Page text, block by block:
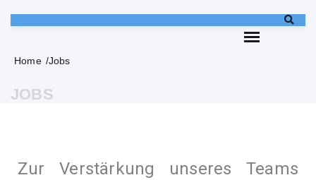
Home Jobs
JOBS
Zur Verstärkung unseres Teams